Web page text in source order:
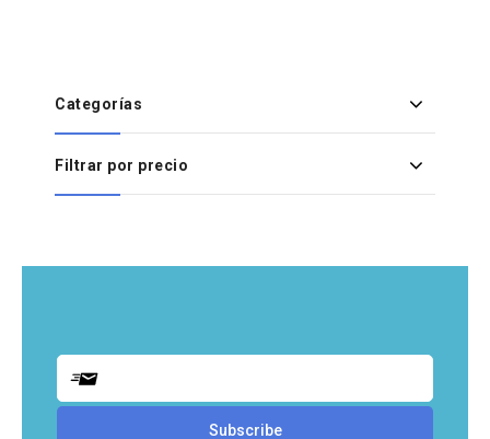
Categorías
Filtrar por precio